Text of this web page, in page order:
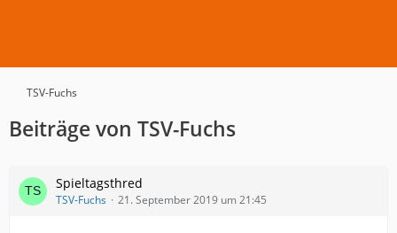
TSV-Fuchs
Beiträge von TSV-Fuchs
Spieltagsthred
TSV-Fuchs 21. September 2019 um 21:45